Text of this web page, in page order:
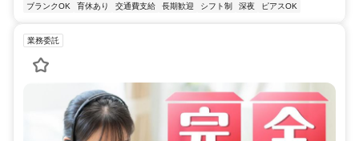
ブランクOK
育休あり 交通費支給 長期歓迎 シフト制 深夜 ピアスOK
業務委託